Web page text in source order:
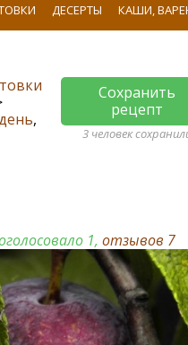
ДЕСЕРТЫ КАШИ,
,
Сохранить
рецепт
3 человек
1,отзывов 7